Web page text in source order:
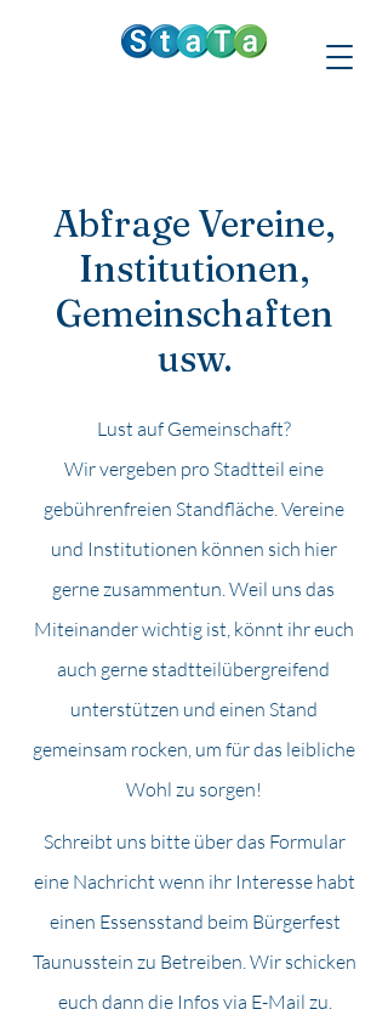
Abfrage Vereine,
Institutionen,
Gemeinschaften
usw.
Lust auf Gemeinschaft?
Wir vergeben pro Stadtteil eine
gebührenfreien Standfläche. Vereine
und Institutionen können sich hier
gerne zusammentun. Weil uns das
Miteinander wichtig ist, könnt ihr euch
auch gerne stadtteilübergreifend
unterstützen und einen Stand
gemeinsam rocken, um für das leibliche
Wohl zu sorgen!
Schreibt uns bitte über das Formular
eine Nachricht wenn ihr Interesse habt
einen Essensstand beim Bürgerfest
Taunusstein zu Betreiben. Wir schicken
euch dann die Infos via E-Mail zu.